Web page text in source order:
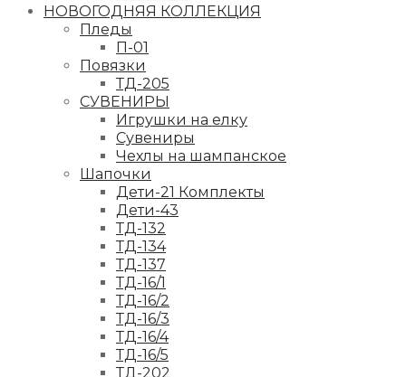
НОВОГОДНЯЯ КОЛЛЕКЦИЯ
Пледы
П-01
Повязки
ТД-205
СУВЕНИРЫ
Игрушки на елку
Сувениры
Чехлы на шампанское
Шапочки
Дети-21 Комплекты
Дети-43
ТД-132
ТД-134
ТД-137
ТД-16/1
ТД-16/2
ТД-16/3
ТД-16/4
ТД-16/5
ТД-202